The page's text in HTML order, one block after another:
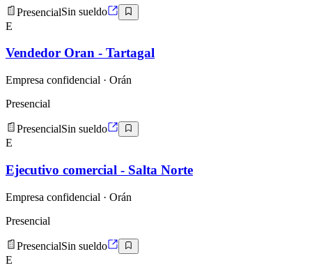
PresencialSin sueldo
E
Vendedor Oran - Tartagal
Empresa confidencial · Orán
Presencial
PresencialSin sueldo
E
Ejecutivo comercial - Salta Norte
Empresa confidencial · Orán
Presencial
PresencialSin sueldo
E